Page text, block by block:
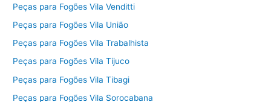
Peças para Fogões Vila Venditti
Peças para Fogões Vila União
Peças para Fogões Vila Trabalhista
Peças para Fogões Vila Tijuco
Peças para Fogões Vila Tibagi
Peças para Fogões Vila Sorocabana